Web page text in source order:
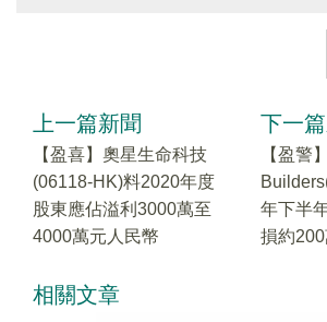
上一篇新聞
【盈喜】奧星生命科技
(06118-HK)料2020年度
股東應佔溢利3000萬至
4000萬元人民幣
下一
【盈警
年下半
損約
相關文章